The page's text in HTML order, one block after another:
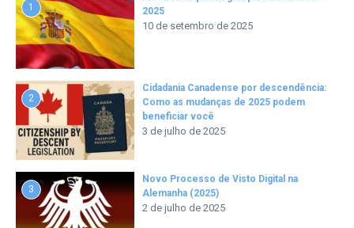
1
2025
10 de setembro de 2025
2
Cidadania Canadense por descendência:
Como as mudanças de 2025 podem
beneficiar você
3 de julho de 2025
3
Novo Processo de Visto Digital na
Alemanha (2025)
2 de julho de 2025